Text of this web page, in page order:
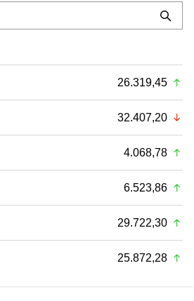
26.319,45
32.407,20
4.068,78
6.523,86
29.722,30
25.872,28